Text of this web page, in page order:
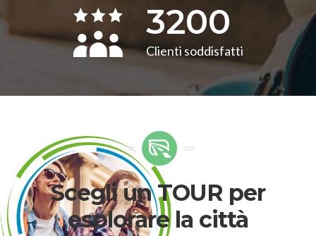
3200
Clienti soddisfatti
Scegli un TOUR per
esplorare la città